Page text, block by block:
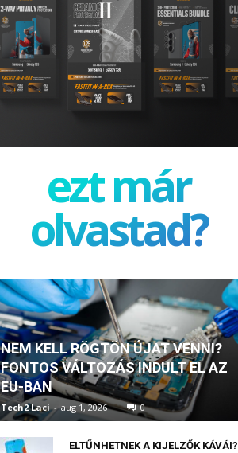
ezt már
olvastad?
NEM KELL RÖGTÖN ÚJAT VENNI?
FONTOS VÁLTOZÁS INDULT EL AZ
EU-BAN
Tech2 Laci - aug 1, 2026 0
ELTŰNHETNEK A KIJELZŐK KÁVÁI?